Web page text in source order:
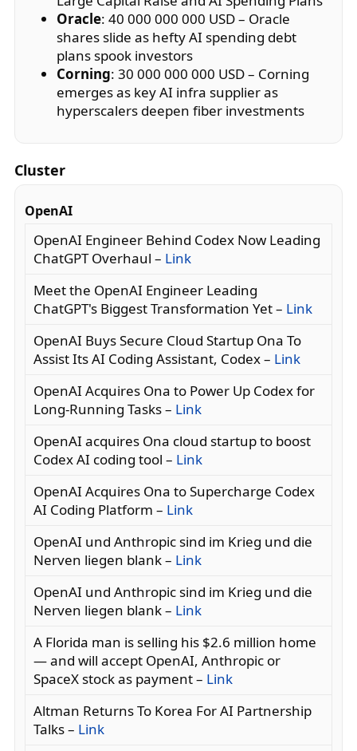
Oracle: 40 000 000 000 USD – Oracle
shares slide as hefty AI spending debt
plans spook investors
Corning: 30 000 000 000 USD – Corning
emerges as key AI infra supplier as
hyperscalers deepen fiber investments
Cluster
OpenAI
OpenAI Engineer Behind Codex Now Leading
ChatGPT Overhaul – Link
Meet the OpenAI Engineer Leading
ChatGPT's Biggest Transformation Yet – Link
OpenAI Buys Secure Cloud Startup Ona To
Assist Its AI Coding Assistant, Codex – Link
OpenAI Acquires Ona to Power Up Codex for
Long-Running Tasks – Link
OpenAI acquires Ona cloud startup to boost
Codex AI coding tool – Link
OpenAI Acquires Ona to Supercharge Codex
AI Coding Platform – Link
OpenAI und Anthropic sind im Krieg und die
Nerven liegen blank – Link
OpenAI und Anthropic sind im Krieg und die
Nerven liegen blank – Link
A Florida man is selling his $2.6 million home
— and will accept OpenAI, Anthropic or
SpaceX stock as payment – Link
Altman Returns To Korea For AI Partnership
Talks – Link